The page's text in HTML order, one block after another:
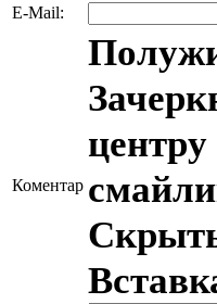
E-Mail:
Коментар
центру